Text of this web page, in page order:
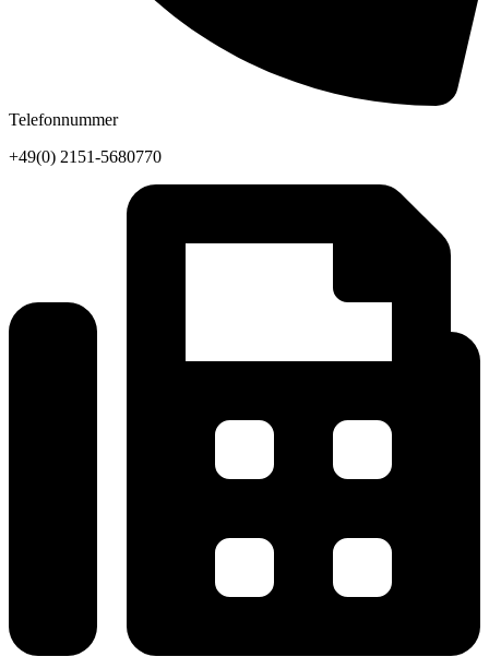
Telefonnummer
+49(0) 2151-5680770